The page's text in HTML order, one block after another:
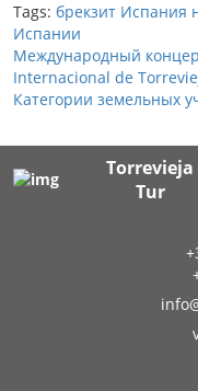
Tags: брекзит Испания
Испании
Международный
Internacional de
Категории земельных
Torrevieja
Tur